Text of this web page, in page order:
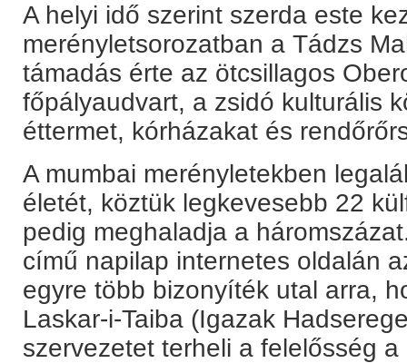
A helyi idő szerint szerda este
merényletsorozatban a Tádzs
támadás érte az ötcsillagos
főpályaudvart, a zsidó kulturális
éttermet, kórházakat és
A mumbai merényletekben
életét, köztük legkevesebb 22
pedig meghaladja a
című napilap internetes oldalán
egyre több bizonyíték utal arra,
Laskar-i-Taiba (Igazak
szervezetet terheli a felelősség